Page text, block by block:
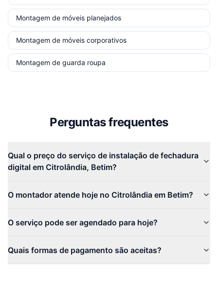
Montagem de móveis planejados
Montagem de móveis corporativos
Montagem de guarda roupa
Perguntas frequentes
Qual o preço do serviço de instalação de fechadura
digital em Citrolândia, Betim?
O montador atende hoje no Citrolândia em Betim?
O serviço pode ser agendado para hoje?
Quais formas de pagamento são aceitas?